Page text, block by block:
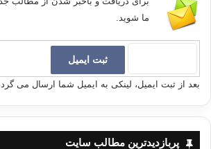
ما شوید.
بعد از ثبت ایمیل، لینکی به ایمیل شما ارسال می گردد
پربازدیدترین مطالب سایت